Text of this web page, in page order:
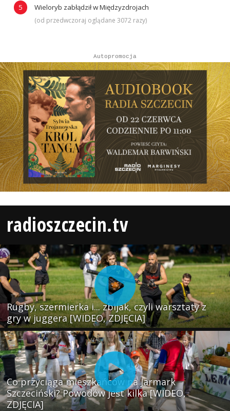
Wieloryb zabłądził w Międzyzdrojach
(od przedwczoraj oglądane 3072 razy)
Autopromocja
radioszczecin.tv
Rugby, szermierka i... zbijak, czyli warsztaty z
gry w juggera [WIDEO, ZDJĘCIA]
Co przyciąga mieszkańców na Jarmark
Szczeciński? Powodów jest kilka [WIDEO,
ZDJĘCIA]